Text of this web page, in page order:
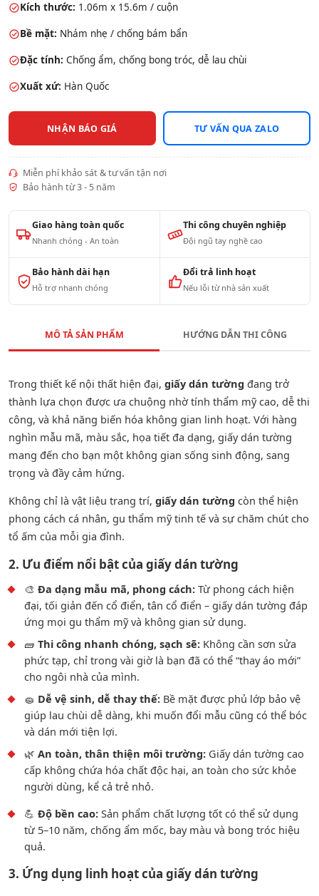
Kích thước: 1.06m x 15.6m / cuộn
Bề mặt: Nhám nhẹ / chống bám bẩn
Đặc tính: Chống ẩm, chống bong tróc, dễ lau chùi
Xuất xứ: Hàn Quốc
NHẬN BÁO GIÁ TƯ VẤN QUA ZALO
Miễn phí khảo sát & tư vấn tận nơi
Bảo hành từ 3 - 5 năm
Giao hàng toàn quốc
Nhanh chóng - An toàn
Thi công chuyên nghiệp
Đội ngũ tay nghề cao
Bảo hành dài hạn
Hỗ trợ nhanh chóng
Đổi trả linh hoạt
Nếu lỗi từ nhà sản xuất
MÔ TẢ SẢN PHẨM HƯỚNG DẪN THI CÔNG
Trong thiết kế nội thất hiện đại, giấy dán tường đang trở
thành lựa chọn được ưa chuộng nhờ tính thẩm mỹ cao, dễ thi
công, và khả năng biến hóa không gian linh hoạt. Với hàng
nghìn mẫu mã, màu sắc, họa tiết đa dạng, giấy dán tường
mang đến cho bạn một không gian sống sinh động, sang
trọng và đầy cảm hứng.
Không chỉ là vật liệu trang trí, giấy dán tường còn thể hiện
phong cách cá nhân, gu thẩm mỹ tinh tế và sự chăm chút cho
tổ ấm của mỗi gia đình.
2. Ưu điểm nổi bật của giấy dán tường
🎨 Đa dạng mẫu mã, phong cách: Từ phong cách hiện
đại, tối giản đến cổ điển, tân cổ điển – giấy dán tường đáp
ứng mọi gu thẩm mỹ và không gian sử dụng.
🧱 Thi công nhanh chóng, sạch sẽ: Không cần sơn sửa
phức tạp, chỉ trong vài giờ là bạn đã có thể “thay áo mới”
cho ngôi nhà của mình.
🧽 Dễ vệ sinh, dễ thay thế: Bề mặt được phủ lớp bảo vệ
giúp lau chùi dễ dàng, khi muốn đổi mẫu cũng có thể bóc
và dán mới tiện lợi.
🌿 An toàn, thân thiện môi trường: Giấy dán tường cao
cấp không chứa hóa chất độc hại, an toàn cho sức khỏe
người dùng, kể cả trẻ nhỏ.
💪 Độ bền cao: Sản phẩm chất lượng tốt có thể sử dụng
từ 5–10 năm, chống ẩm mốc, bay màu và bong tróc hiệu
quả.
3. Ứng dụng linh hoạt của giấy dán tường